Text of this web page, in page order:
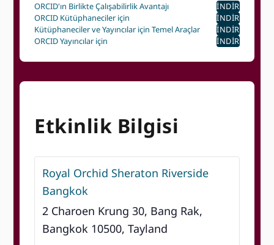
ORCID'ın Birlikte Çalışabilirlik Avantajı
İNDIR
ORCID Kütüphaneciler için
İNDIR
Kütüphaneciler ve Yayıncılar için Temel Araçlar
İNDIR
ORCID Yayıncılar için
İNDIR
Etkinlik Bilgisi
Royal Orchid Sheraton Riverside
Bangkok
2 Charoen Krung 30, Bang Rak,
Bangkok 10500, Tayland